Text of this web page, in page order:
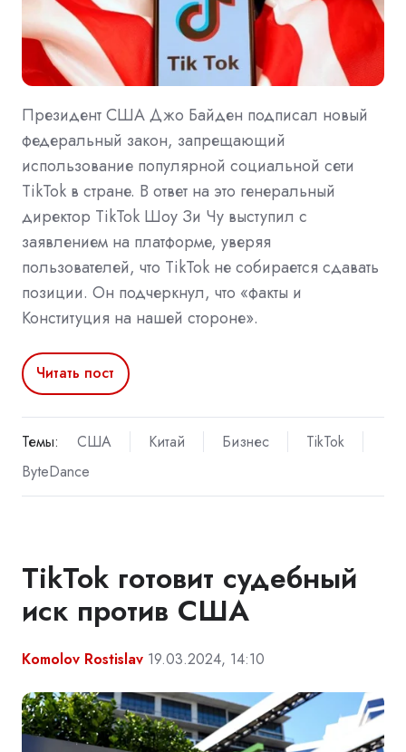
Президент США Джо Байден подписал новый
федеральный закон, запрещающий
использование популярной социальной сети
TikTok в стране. В ответ на это генеральный
директор TikTok Шоу Зи Чу выступил с
заявлением на платформе, уверяя
пользователей, что TikTok не собирается сдавать
позиции. Он подчеркнул, что «факты и
Конституция на нашей стороне».
Читать пост
Темы: США Китай Бизнес
TikTok
ByteDance
TikTok готовит судебный
иск против США
Komolov Rostislav 19.03.2024, 14:10